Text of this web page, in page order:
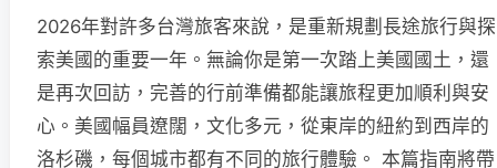
2026年對許多台灣旅客來說，是重新規劃長途旅行與探
索美國的重要一年。無論你是第一次踏上美國國土，還
是再次回訪，完善的行前準備都能讓旅程更加順利與安
心。美國幅員遼闊，文化多元，從東岸的紐約到西岸的
洛杉磯，每個城市都有不同的旅行體驗。 本篇指南將帶